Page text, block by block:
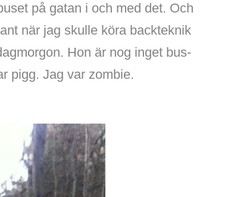
på gatan i och med det. Och
när jag skulle köra backteknik
Hon är nog inget bus-
pigg. Jag var zombie.